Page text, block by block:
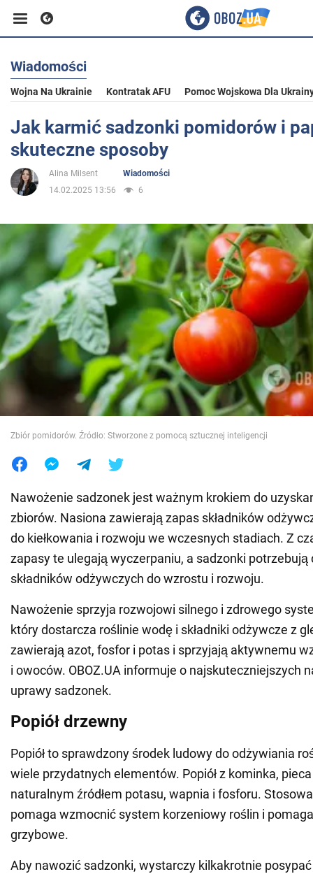
Biznes
Sport
Rozrywka
Polityka
Społeczeństwo
Wojna na Ukrainie
Świat
Jedzenie
Wiadomości
Wojna Na Ukrainie Kontratak AFU Pomoc Wojskowa Dla
Jak karmić sadzonki pomidorów i
skuteczne sposoby
Alina Milsent
Wiadomości
14.02.2025 13:56
6
Zbiór pomidorów. Źródło: Stworzone z pomocą sztucznej inteligencji
Nawożenie sadzonek jest ważnym krokiem do
zbiorów. Nasiona zawierają zapas składników
do kiełkowania i rozwoju we wczesnych stadiach. Z
zapasy te ulegają wyczerpaniu, a sadzonki
składników odżywczych do wzrostu i rozwoju.
Nawożenie sprzyja rozwojowi silnego i zdrowego
który dostarcza roślinie wodę i składniki odżywcze z
zawierają azot, fosfor i potas i sprzyjają aktywnemu
i owoców. OBOZ.UA informuje o najskuteczniejszych
uprawy sadzonek.
Popiół drzewny
Popiół to sprawdzony środek ludowy do odżywiania
wiele przydatnych elementów. Popiół z kominka,
naturalnym źródłem potasu, wapnia i fosforu.
pomaga wzmocnić system korzeniowy roślin i
grzybowe.
Aby nawozić sadzonki, wystarczy kilkakrotnie